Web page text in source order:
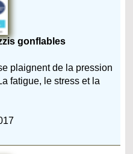
gonflables
plaignent de la pression
fatigue, le stress et la